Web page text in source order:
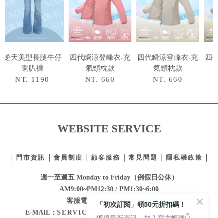
逆天美型長腿牛仔
喇叭褲
NT. 1190
四代瞬涼登峰衣-充
氣頸枕款
NT. 660
四代瞬涼登峰衣-充
氣頸枕款
NT. 660
四
WEBSITE SERVICE
門市資訊 會員制度 顧客服務 常見問題 隱私權政策
週一至週五 Monday to Friday（例假日公休）
AM9:00~PM12:30 / PM1:30~6:00
客服電話：02-2332-0855
E-MAIL： SERVICE@MAJORMADE.COM.TW
「初次訂閱」領50元折扣碼！